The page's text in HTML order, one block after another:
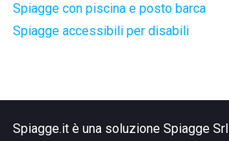
Spiagge con piscina e posto barca
Spiagge accessibili per disabili
Spiagge.it è una soluzione Spiagge Srl